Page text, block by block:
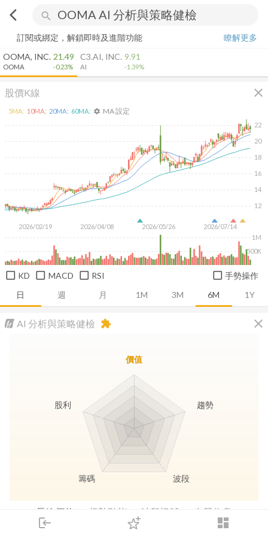
arrow_back_ios search
login dashboard
下單
訂閱或綁定，解鎖即時及進階功能
瞭解更多
OOMA, INC.
OOMA
21.49
-0.23%
C3.AI, INC.
AI
9.91
-1.39%
股價K線 close
日 週 月 1M 3M 6M 1Y
2026/02/19 2026/04/08 2026/05/26 2026/07/14
12
14
16
18
20
22
500K
1M
5MA: 10MA: 20MA: 60MA: settings MA 設定
KD MACD RSI 手勢操作
AI 分析與策略健檢 close
extension
長線價值 趨勢動能 波段訊號 存股收息
價值
趨勢
波段
籌碼
股利